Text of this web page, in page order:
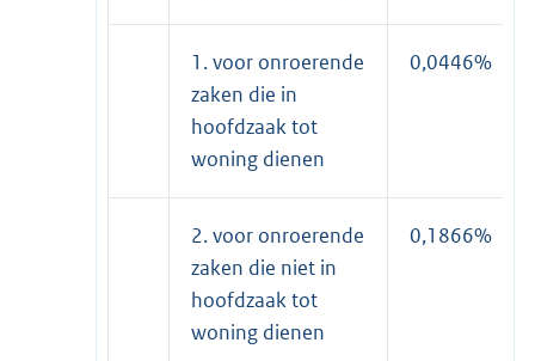
1. voor onroerende
zaken die in
hoofdzaak tot
woning dienen
0,0446%
2. voor onroerende
zaken die niet in
hoofdzaak tot
woning dienen
0,1866%